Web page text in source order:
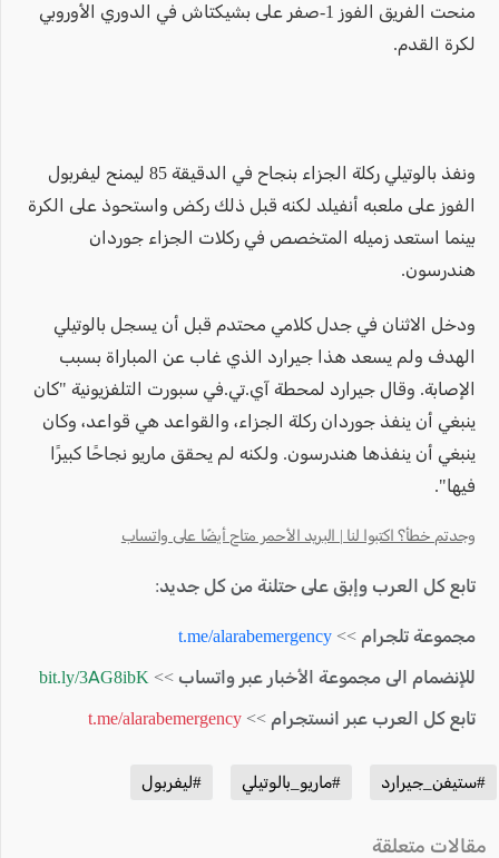
منحت الفريق الفوز 1-صفر على بشيكتاش في الدوري الأوروبي
لكرة القدم.
ونفذ بالوتيلي ركلة الجزاء بنجاح في الدقيقة 85 ليمنح ليفربول
الفوز على ملعبه أنفيلد لكنه قبل ذلك ركض واستحوذ على الكرة
بينما استعد زميله المتخصص في ركلات الجزاء جوردان
هندرسون.
ودخل الاثنان في جدل كلامي محتدم قبل أن يسجل بالوتيلي
الهدف ولم يسعد هذا جيرارد الذي غاب عن المباراة بسبب
الإصابة. وقال جيرارد لمحطة آي.تي.في سبورت التلفزيونية "كان
ينبغي أن ينفذ جوردان ركلة الجزاء، والقواعد هي قواعد، وكان
ينبغي أن ينفذها هندرسون. ولكنه لم يحقق ماريو نجاحًا كبيرًا
فيها".
وجدتم خطأ؟ اكتبوا لنا | البريد الأحمر متاح أيضًا على واتساب
تابع كل العرب وإبق على حتلنة من كل جديد:
مجموعة تلجرام >> t.me/alarabemergency
للإنضمام الى مجموعة الأخبار عبر واتساب >> bit.ly/3AG8ibK
تابع كل العرب عبر انستجرام >> t.me/alarabemergency
#ستيفن_جيرارد #ماريو_بالوتيلي #ليفربول
مقالات متعلقة